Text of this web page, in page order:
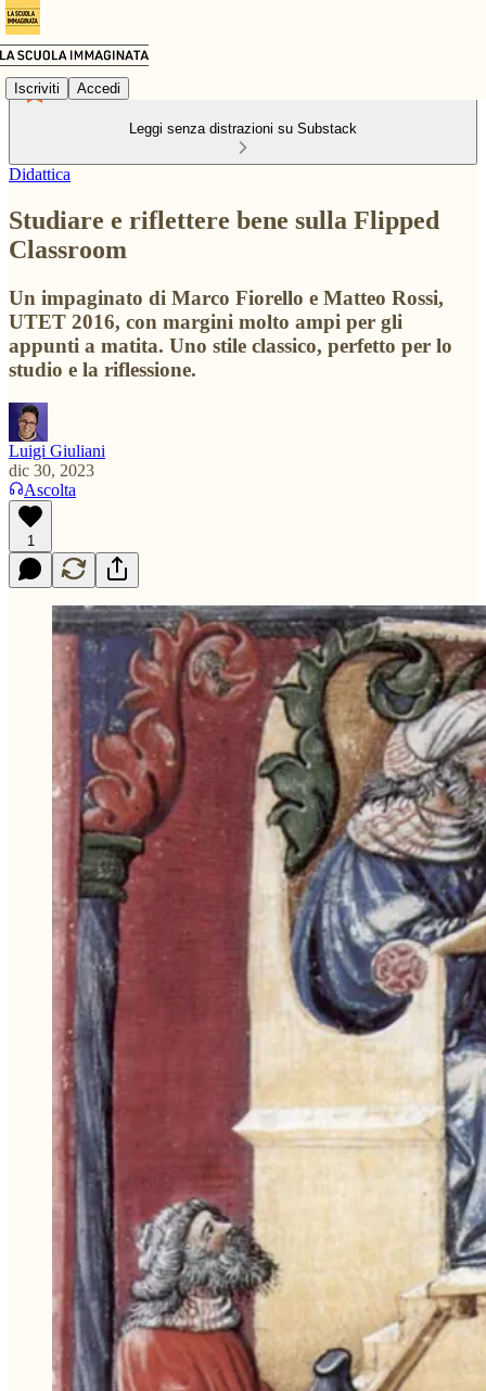
Iscriviti Accedi
Leggi senza distrazioni su Substack
Didattica
Studiare e riflettere bene sulla Flipped
Classroom
Un impaginato di Marco Fiorello e Matteo Rossi,
UTET 2016, con margini molto ampi per gli
appunti a matita. Uno stile classico, perfetto per lo
studio e la riflessione.
Luigi Giuliani
dic 30, 2023
Ascolta
1